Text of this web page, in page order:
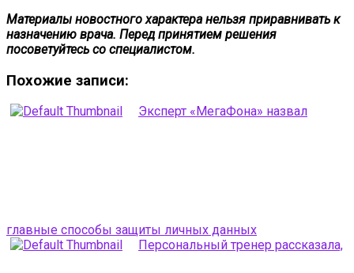
Материалы новостного характера нельзя приравнивать к
назначению врача. Перед принятием решения
посоветуйтесь со специалистом.
Похожие записи:
Эксперт «МегаФона» назвал
главные способы защиты личных данных
Персональный тренер рассказала,